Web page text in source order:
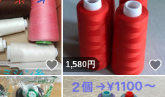
いいね！
1,580円